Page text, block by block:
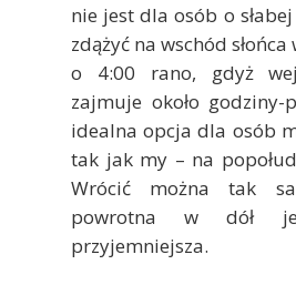
nie jest dla osób o
zdążyć na wschód
o 4:00 rano, gdyż
zajmuje około godziny-
idealna opcja dla osób
tak jak my – na
Wrócić można tak
powrotna w dół
przyjemniejsza.